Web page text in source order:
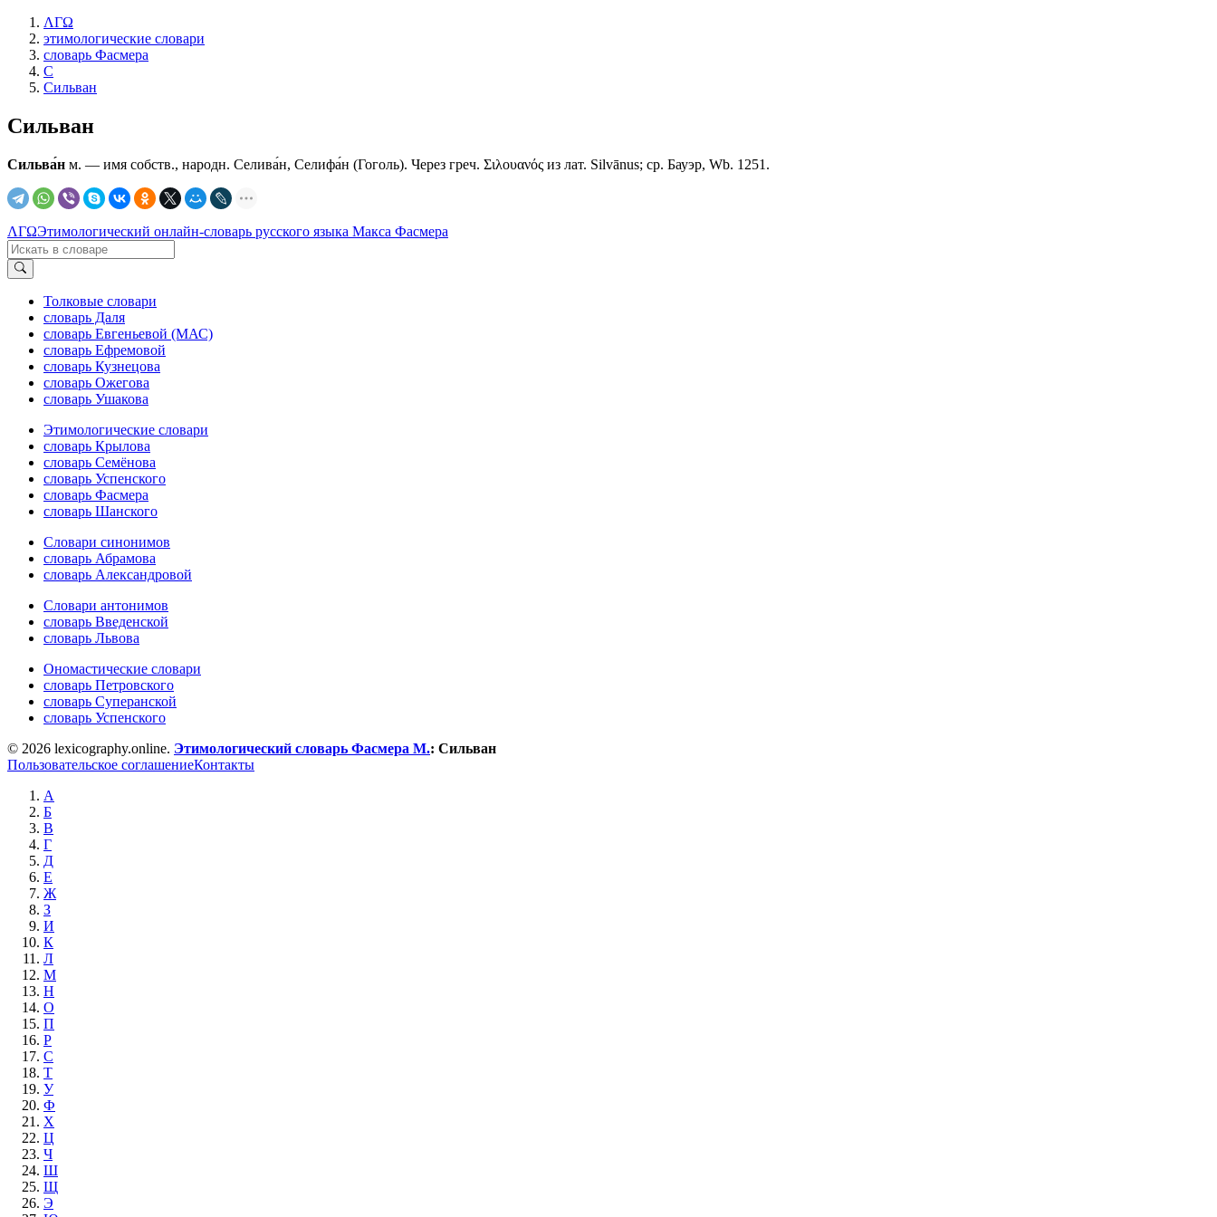
ΛΓΩ
этимологические словари
словарь Фасмера
С
Сильван
Сильван
Сильва́н м. — имя собств., народн. Селива́н, Селифа́н (Гоголь). Через греч. Σιλουανός из лат. Silvānus; ср. Бауэр, Wb. 1251.
ΛΓΩЭтимологический онлайн-словарь русского языка Макса Фасмера
Толковые словари
словарь Даля
словарь Евгеньевой (МАС)
словарь Ефремовой
словарь Кузнецова
словарь Ожегова
словарь Ушакова
Этимологические словари
словарь Крылова
словарь Семёнова
словарь Успенского
словарь Фасмера
словарь Шанского
Словари синонимов
словарь Абрамова
словарь Александровой
Словари антонимов
словарь Введенской
словарь Львова
Ономастические словари
словарь Петровского
словарь Суперанской
словарь Успенского
© 2026 lexicography.online. Этимологический словарь Фасмера М.: Сильван
Пользовательское соглашениеКонтакты
А
Б
В
Г
Д
Е
Ж
З
И
К
Л
М
Н
О
П
Р
С
Т
У
Ф
Х
Ц
Ч
Ш
Щ
Э